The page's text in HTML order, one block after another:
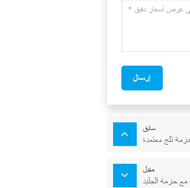
إرسال
سابق
ثلج معتمدة
مقبل
مع حزمة الجليد